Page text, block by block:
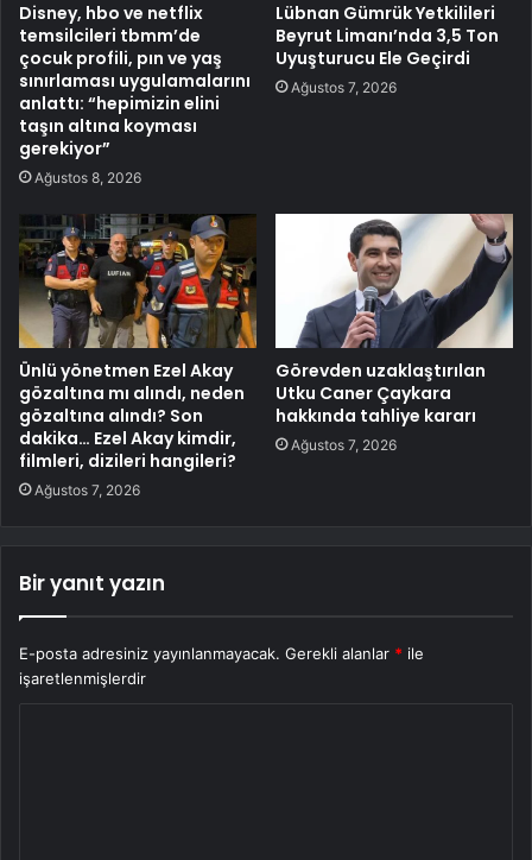
Disney, hbo ve netflix
temsilcileri tbmm’de
çocuk profili, pın ve yaş
sınırlaması uygulamalarını
anlattı: “hepimizin elini
taşın altına koyması
gerekiyor”
Ağustos 8, 2026
Lübnan Gümrük Yetkilileri
Beyrut Limanı’nda 3,5 Ton
Uyuşturucu Ele Geçirdi
Ağustos 7, 2026
Ünlü yönetmen Ezel Akay
gözaltına mı alındı, neden
gözaltına alındı? Son
dakika… Ezel Akay kimdir,
filmleri, dizileri hangileri?
Ağustos 7, 2026
Görevden uzaklaştırılan
Utku Caner Çaykara
hakkında tahliye kararı
Ağustos 7, 2026
Bir yanıt yazın
E-posta adresiniz yayınlanmayacak. Gerekli alanlar * ile
işaretlenmişlerdir